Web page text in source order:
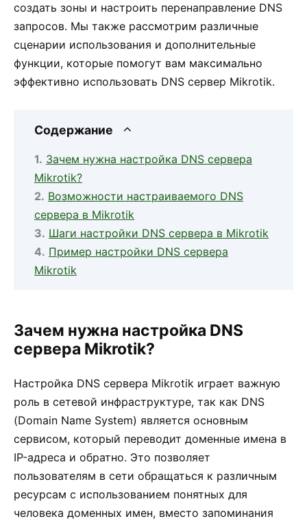
создать зоны и настроить перенаправление DNS
запросов. Мы также рассмотрим различные
сценарии использования и дополнительные
функции, которые помогут вам максимально
эффективно использовать DNS сервер Mikrotik.
Содержание
Зачем нужна настройка DNS сервера
Mikrotik?
Возможности настраиваемого DNS
сервера в Mikrotik
Шаги настройки DNS сервера в Mikrotik
Пример настройки DNS сервера
Mikrotik
Зачем нужна настройка DNS
сервера Mikrotik?
Настройка DNS сервера Mikrotik играет важную
роль в сетевой инфраструктуре, так как DNS
(Domain Name System) является основным
сервисом, который переводит доменные имена в
IP-адреса и обратно. Это позволяет
пользователям в сети обращаться к различным
ресурсам с использованием понятных для
человека доменных имен, вместо запоминания